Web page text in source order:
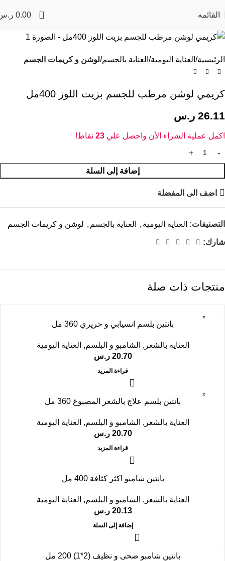
القائمه 0
0.00
الرئيسية العناية اليومية العناية بالجسم لوشن و كريمات الجسم
كريمي لوشن مرطب للجسم بزيت اللوز 400مل
26.11 ر.س
اكمل عملية الشراء الأن واحصل علي 23 نقاط!
إضافة إلى السلة
اضف الى المفضلة
التصنيفات: العناية اليومية , العناية بالجسم , لوشن و كريمات الجسم
شارك:
منتجات ذات صلة
SOLD
بانتين بلسم انسيابي و حريري 360 مل
العناية بالشعر , الشامبو و البلسم, العناية اليومية
20.70 ر.س
قراءة المزيد
SOLD
بانتين بلسم علاج بالشعر المصبوغ 360 مل
العناية بالشعر , الشامبو و البلسم, العناية اليومية
20.70 ر.س
قراءة المزيد
بانتين شامبو اكثر كثافة 400 مل
العناية بالشعر , الشامبو و البلسم, العناية اليومية
20.13 ر.س
إضافة إلى السلة
بانتين شامبو صحى و نظيف (2*1) 200 مل